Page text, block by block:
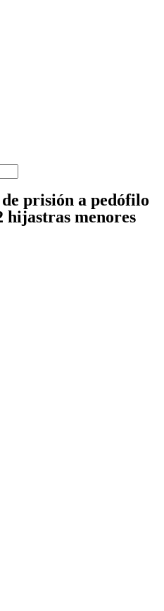
de prisión a pedófilo
hijastras menores